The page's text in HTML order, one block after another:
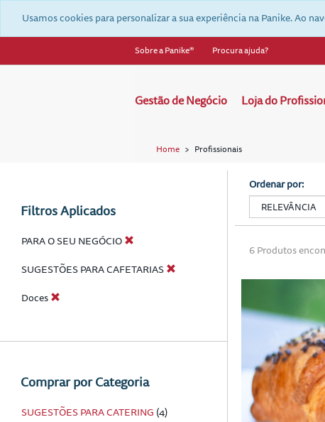
Usamos cookies para personalizar a sua experiência na Panike. Ao
Sobre a Panike® Procura ajuda?
Gestão de Negócio Loja do
Home Profissionais
Filtros Aplicados
PARA O SEU NEGÓCIO
SUGESTÕES PARA CAFETARIAS
Doces
Comprar por Categoria
SUGESTÕES PARA CATERING (4)
Ordenar por:
6 Produtos